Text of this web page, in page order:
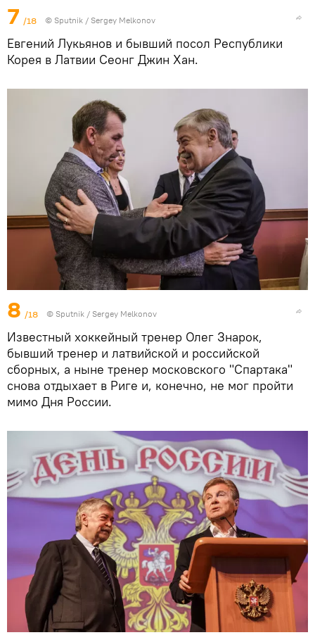
7 /18 © Sputnik / Sergey Melkonov
Евгений Лукьянов и бывший посол Республики
Корея в Латвии Сеонг Джин Хан.
8 /18 © Sputnik / Sergey Melkonov
Известный хоккейный тренер Олег Знарок,
бывший тренер и латвийской и российской
сборных, а ныне тренер московского "Спартака"
снова отдыхает в Риге и, конечно, не мог пройти
мимо Дня России.